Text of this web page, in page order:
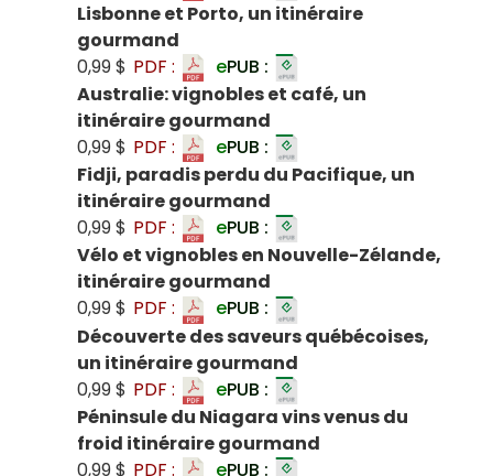
Lisbonne et Porto, un itinéraire
gourmand
0,99 $ PDF : ePUB :
Australie: vignobles et café, un
itinéraire gourmand
0,99 $ PDF : ePUB :
Fidji, paradis perdu du Pacifique, un
itinéraire gourmand
0,99 $ PDF : ePUB :
Vélo et vignobles en Nouvelle-Zélande,
itinéraire gourmand
0,99 $ PDF : ePUB :
Découverte des saveurs québécoises,
un itinéraire gourmand
0,99 $ PDF : ePUB :
Péninsule du Niagara vins venus du
froid itinéraire gourmand
0,99 $ PDF : ePUB :